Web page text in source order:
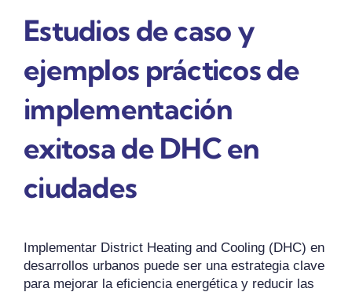
Estudios de caso y
ejemplos prácticos de
implementación
exitosa de DHC en
ciudades
Implementar District Heating and Cooling (DHC) en
desarrollos urbanos puede ser una estrategia clave
para mejorar la eficiencia energética y reducir las